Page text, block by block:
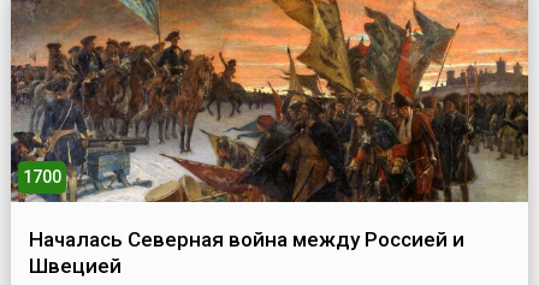
1700
Началась Северная война между Россией и
Швецией